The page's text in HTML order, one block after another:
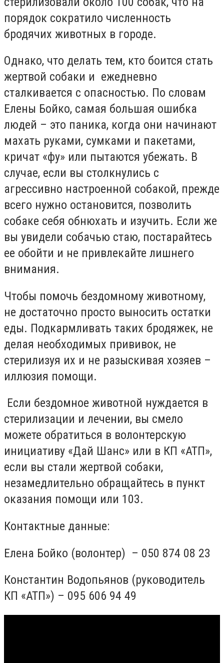
порядок сократило численность
бродячих животных в городе.
Однако, что делать тем, кто боится стать
жертвой собаки и ежедневно
сталкивается с опасностью. По словам
Елены Бойко, самая большая ошибка
людей – это паника, когда они начинают
махать руками, сумками и пакетами,
кричат «фу» или пытаются убежать. В
случае, если вы столкнулись с
агрессивно настроенной собакой, прежде
всего нужно остановится, позволить
собаке себя обнюхать и изучить. Если же
вы увидели собачью стаю, постарайтесь
ее обойти и не привлекайте лишнего
внимания.
Чтобы помочь бездомному животному,
не достаточно просто выносить остатки
еды. Подкармливать таких бродяжек, не
делая необходимых прививок, не
стерилизуя их и не разыскивая хозяев –
иллюзия помощи.
Если бездомное животной нуждается в
стерилизации и лечении, вы смело
можете обратиться в волонтерскую
инициативу «Дай Шанс» или в КП «АТП»,
если вы стали жертвой собаки,
незамедлительно обращайтесь в пункт
оказания помощи или 103.
Контактные данные:
Елена Бойко (волонтер) – 050 874 08 23
Константин Водопьянов (руководитель
КП «АТП») – 095 606 94 49